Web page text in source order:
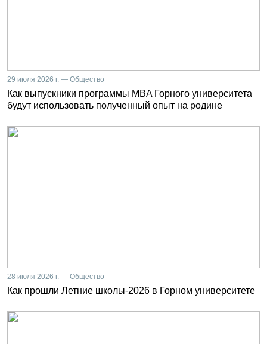
29 июля 2026 г. — Общество
Как выпускники программы MBA Горного университета
будут использовать полученный опыт на родине
28 июля 2026 г. — Общество
Как прошли Летние школы-2026 в Горном университете